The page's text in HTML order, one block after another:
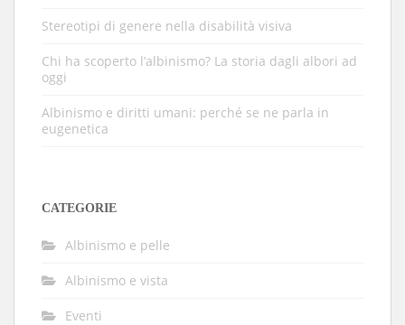
Stereotipi di genere nella disabilità visiva
Chi ha scoperto l’albinismo? La storia dagli albori ad
oggi
Albinismo e diritti umani: perché se ne parla in
eugenetica
CATEGORIE
Albinismo e pelle
Albinismo e vista
Eventi